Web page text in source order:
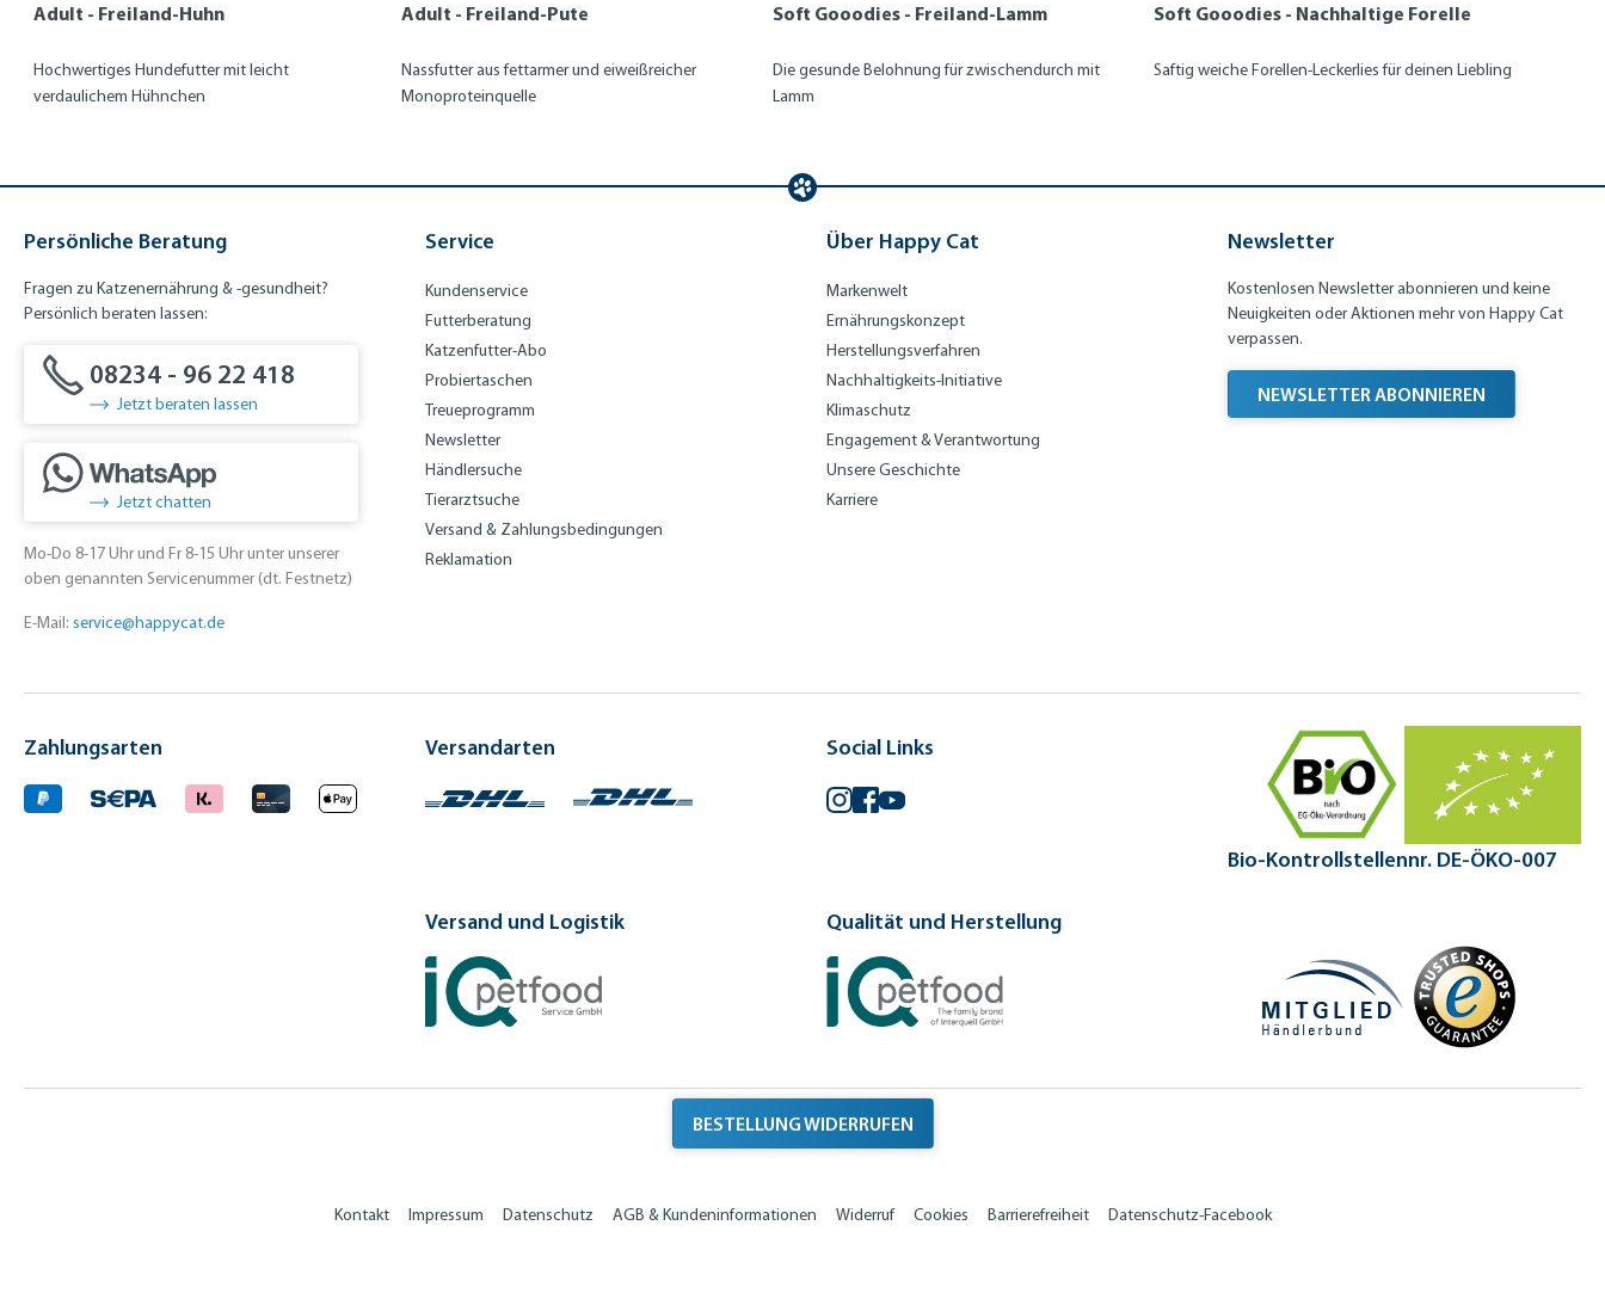
Adult - Freiland-Huhn
Hochwertiges Hundefutter mit leicht
verdaulichem Hühnchen
Adult - Freiland-Pute
Nassfutter aus fettarmer und eiweißreicher
Monoproteinquelle
Soft Gooodies - Freiland-Lamm
Die gesunde Belohnung für zwischendurch mit
Lamm
Soft Gooodies - Nachhaltige Forelle
Saftig weiche Forellen-Leckerlies für deinen Liebling
Persönliche Beratung
Fragen zu Katzenernährung & -gesundheit?
Persönlich beraten lassen:
08234 - 96 22 418
Jetzt beraten lassen
Jetzt chatten
Mo-Do 8-17 Uhr und Fr 8-15 Uhr unter unserer
oben genannten Servicenummer (dt. Festnetz)
E-Mail: service@happycat.de
Service
Kundenservice
Futterberatung
Katzenfutter-Abo
Probiertaschen
Treueprogramm
Newsletter
Händlersuche
Tierarztsuche
Versand & Zahlungsbedingungen
Reklamation
Über Happy Cat
Markenwelt
Ernährungskonzept
Herstellungsverfahren
Nachhaltigkeits-Initiative
Klimaschutz
Engagement & Verantwortung
Unsere Geschichte
Karriere
Newsletter
Kostenlosen Newsletter abonnieren und keine
Neuigkeiten oder Aktionen mehr von Happy Cat
verpassen.
NEWSLETTER ABONNIEREN
Zahlungsarten Versandarten Social Links
Instagram
Facebook
YouTube
Bio-Kontrollstellennr. DE-ÖKO-007
Versand und Logistik Qualität und Herstellung
BESTELLUNG WIDERRUFEN
Kontakt Impressum Datenschutz AGB & Kundeninformationen Widerruf Cookies Barrierefreiheit Datenschutz-Facebook